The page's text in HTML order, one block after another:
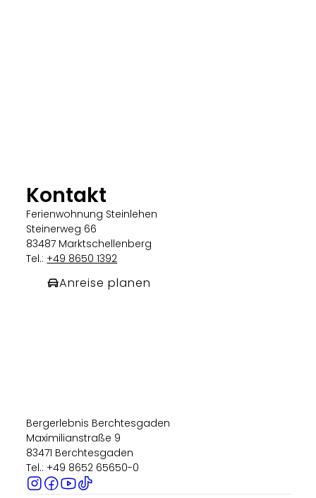
Kontakt
Ferienwohnung Steinlehen
Steinerweg 66
83487 Marktschellenberg
Tel.:+49 8650 1392
Anreise planen
Bergerlebnis Berchtesgaden
Maximilianstraße 9
83471 Berchtesgaden
Tel.: +49 8652 65650-0